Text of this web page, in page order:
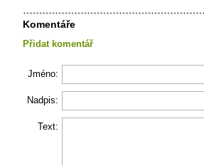
Komentáře
Přidat komentář
Jméno:
Nadpis:
Text: